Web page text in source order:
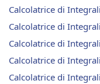
Calcolatrice di
Calcolatrice di
Calcolatrice di
Calcolatrice di
Calcolatrice di